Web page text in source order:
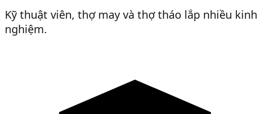
Kỹ thuật viên, thợ may và thợ tháo lắp nhiều kinh
nghiệm.